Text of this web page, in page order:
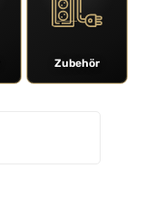
Zubehör